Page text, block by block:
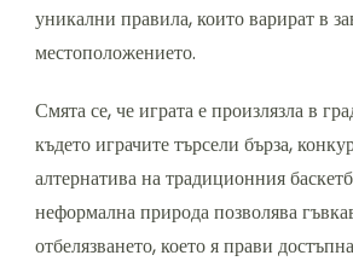
уникални правила, които варират в
местоположението.
Смята се, че играта е произлязла в
където играчите търсели бърза,
алтернатива на традиционния
неформална природа позволява
отбелязването, което я прави